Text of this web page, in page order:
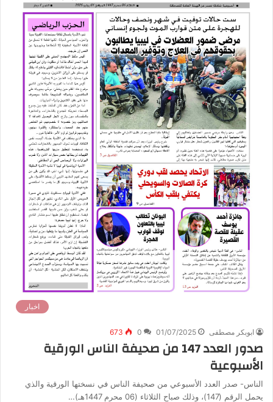
اخبار
ابوبكر مصطفى 01/07/2025
0
673
صدور العدد 147 من صحيفة الناس الورقية
الأسبوعية
الناس- صدر العدد الأسبوعي من صحيفة الناس في نسختها الورقية والذي
يحمل الرقم (147)، وذلك صباح الثلاثاء (06 محرم 1447هـ)…